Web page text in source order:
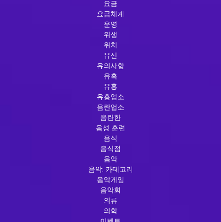
요금
요금체계
운영
위생
위치
유산
유의사항
유혹
유흥
유흥업소
음란업소
음란한
음성 훈련
음식
음식점
음악
음악: 카테고리
음악게임
음악회
의류
의학